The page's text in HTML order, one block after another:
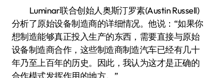
Luminar联合创始人奥斯汀罗素(Austin Russell)
分析了原始设备制造商的详细情况。他说：“如果你
想制造能够真正投入生产的东西，需要直接与原始
设备制造商合作，这些制造商制造汽车已经有几十
年乃至上百年的历史。因此，我认为这才是正确的